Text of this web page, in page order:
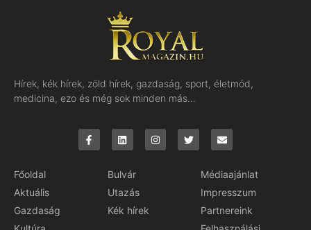
Hírek, kék hírek, zöld hírek, gazdaság, sport, életmód,
medicina, ezo és még sok minden más…
Főoldal
Aktuális
Gazdaság
Bulvár
Utazás
Kék hírek
Médiaajánlat
Impresszum
Partnereink